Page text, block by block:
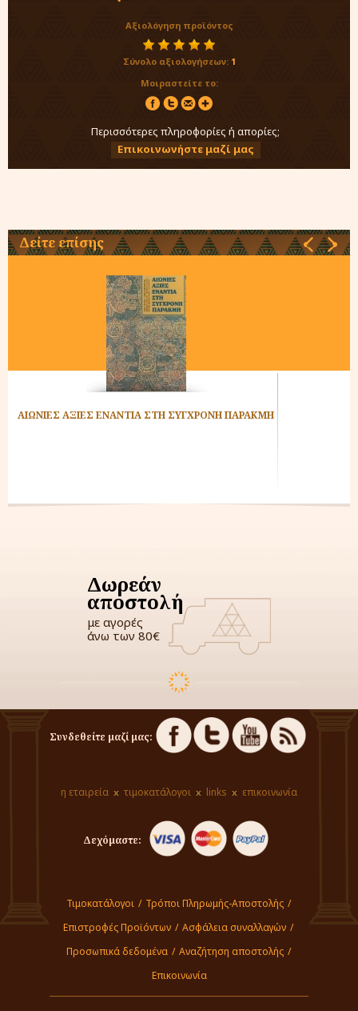
Αξιολόγηση προϊόντος
Σύνολο αξιολογήσεων: 1
Μοιραστείτε το:
Περισσότερες πληροφορίες ή απορίες;
Επικοινωνήστε μαζί μας
Δείτε επίσης
ΑΙΩΝΙΕΣ ΑΞΙΕΣ ΕΝΑΝΤΙΑ ΣΤΗ ΣΥΓΧΡΟΝΗ ΠΑΡΑΚΜΗ
‹ ›
Δωρεάν
αποστολή
με αγορές
άνω των 80€
Συνδεθείτε μαζί μας:
η εταιρεία τιμοκατάλογοι links επικοινωνία
Δεχόμαστε:
Τιμοκατάλογοι / Τρόποι Πληρωμής-Αποστολής /
Επιστροφές Προϊόντων / Ασφάλεια συναλλαγών /
Προσωπικά δεδομένα / Αναζήτηση αποστολής /
Επικοινωνία